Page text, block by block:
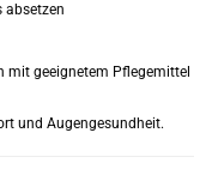
absetzen
mit geeignetem Pflegemittel
und Augengesundheit.